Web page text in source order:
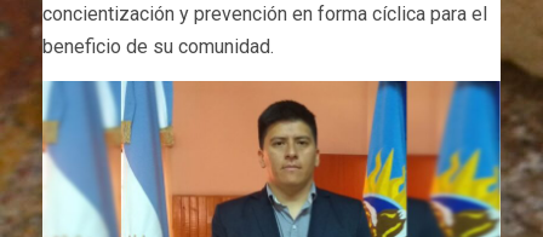
concientización y prevención en forma cíclica para el
beneficio de su comunidad.